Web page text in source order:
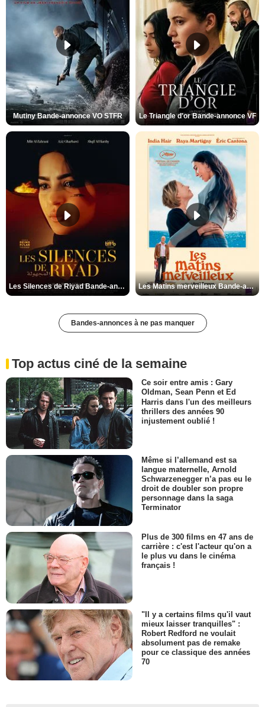
Mutiny Bande-annonce VO STFR Le Triangle d'or Bande-annonce VF
Les Silences de Riyad Bande-annonce VO STFR Les Matins merveilleux Bande-annonce VF
Bandes-annonces à ne pas manquer
Top actus ciné de la semaine
Ce soir entre amis : Gary
Oldman, Sean Penn et Ed
Harris dans l'un des meilleurs
thrillers des années 90
injustement oublié !
Même si l’allemand est sa
langue maternelle, Arnold
Schwarzenegger n’a pas eu le
droit de doubler son propre
personnage dans la saga
Terminator
Plus de 300 films en 47 ans de
carrière : c'est l'acteur qu'on a
le plus vu dans le cinéma
français !
"Il y a certains films qu'il vaut
mieux laisser tranquilles" :
Robert Redford ne voulait
absolument pas de remake
pour ce classique des années
70